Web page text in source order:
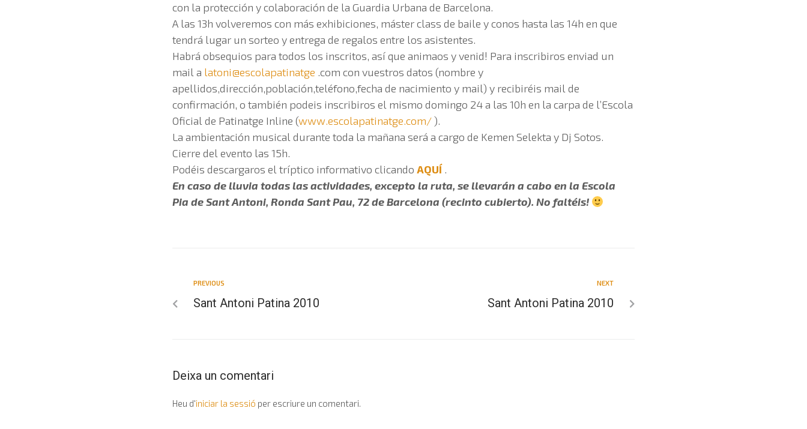
con la protección y colaboración de la Guardia Urbana de Barcelona.
A las 13h volveremos con más exhibiciones, máster class de baile y conos hasta las 14h en que
tendrá lugar un sorteo y entrega de regalos entre los asistentes.
Habrá obsequios para todos los inscritos, así que animaos y venid! Para inscribiros enviad un
mail a latoni@escolapatinatge .com con vuestros datos (nombre y
apellidos,dirección,población,teléfono,fecha de nacimiento y mail) y recibiréis mail de
confirmación, o también podeis inscribiros el mismo domingo 24 a las 10h en la carpa de l’Escola
Oficial de Patinatge Inline (www.escolapatinatge.com/).
La ambientación musical durante toda la mañana será a cargo de Kemen Selekta y Dj Sotos.
Cierre del evento las 15h.
Podéis descargaros el tríptico informativo clicando AQUÍ.
En caso de lluvia todas las actividades, excepto la ruta, se llevarán a cabo en la Escola
Pia de Sant Antoni, Ronda Sant Pau, 72 de Barcelona (recinto cubierto). No faltéis!
PREVIOUS
Sant Antoni Patina 2010
NEXT
Sant Antoni Patina 2010
Deixa un comentari
Heu d'iniciar la sessió per escriure un comentari.